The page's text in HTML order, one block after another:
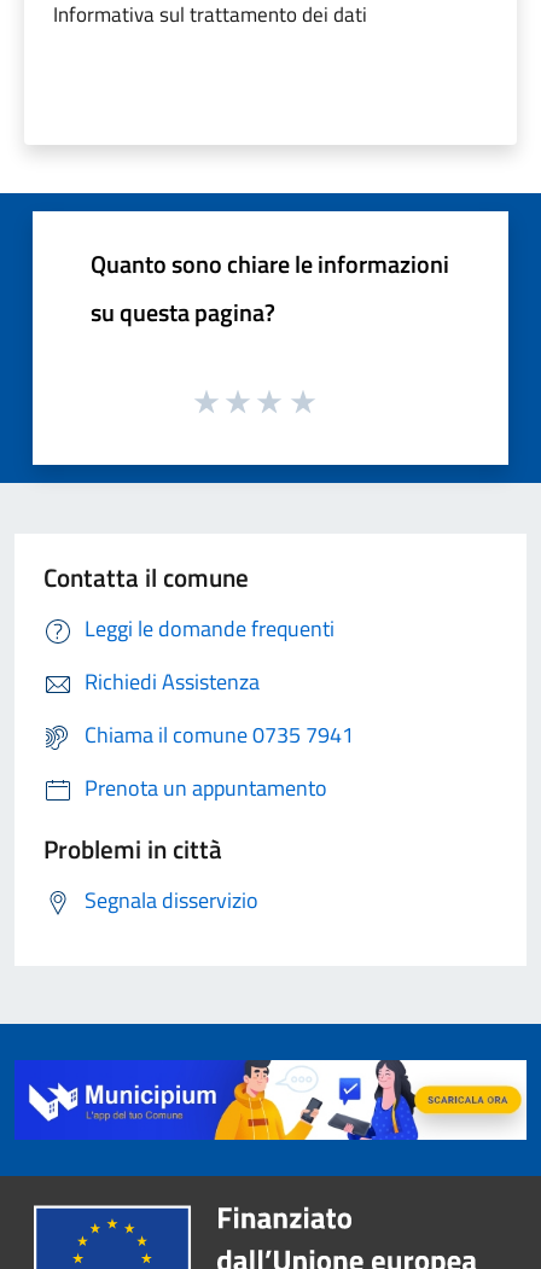
Informativa sul trattamento dei dati
Quanto sono chiare le informazioni
su questa pagina?
Contatta il comune
Leggi le domande frequenti
Richiedi Assistenza
Chiama il comune 0735 7941
Prenota un appuntamento
Problemi in città
Segnala disservizio